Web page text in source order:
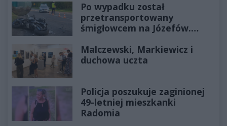
Po wypadku został
przetransportowany
śmigłowcem na Józefów.
Malczewski, Markiewicz i
duchowa uczta
Policja poszukuje zaginionej
49-letniej mieszkanki
Radomia